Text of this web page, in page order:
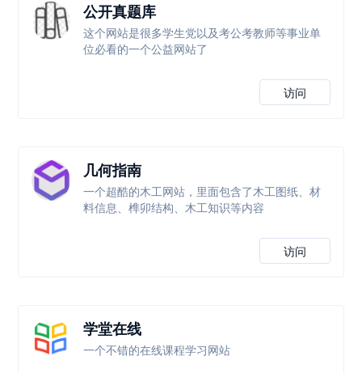
公开真题库
这个网站是很多学生党以及考公考教师等事业单
位必看的一个公益网站了
访问
几何指南
一个超酷的木工网站，里面包含了木工图纸、材
料信息、榫卯结构、木工知识等内容
访问
学堂在线
一个不错的在线课程学习网站